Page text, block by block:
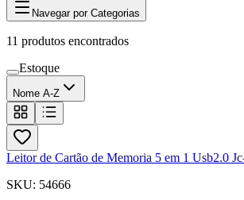
Navegar por Categorias
11 produtos encontrados
Estoque
Nome A-Z
Leitor de Cartão de Memoria 5 em 1 Usb2.0
SKU: 54666